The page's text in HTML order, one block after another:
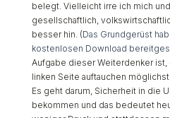
belegt. Vielleicht irre ich mich
gesellschaftlich,
besser hin. (Das Grundgerüst
kostenlosen Download
Aufgabe dieser Weiterdenker
linken Seite auftauchen
Es geht darum, Sicherheit in die
bekommen und das bedeutet